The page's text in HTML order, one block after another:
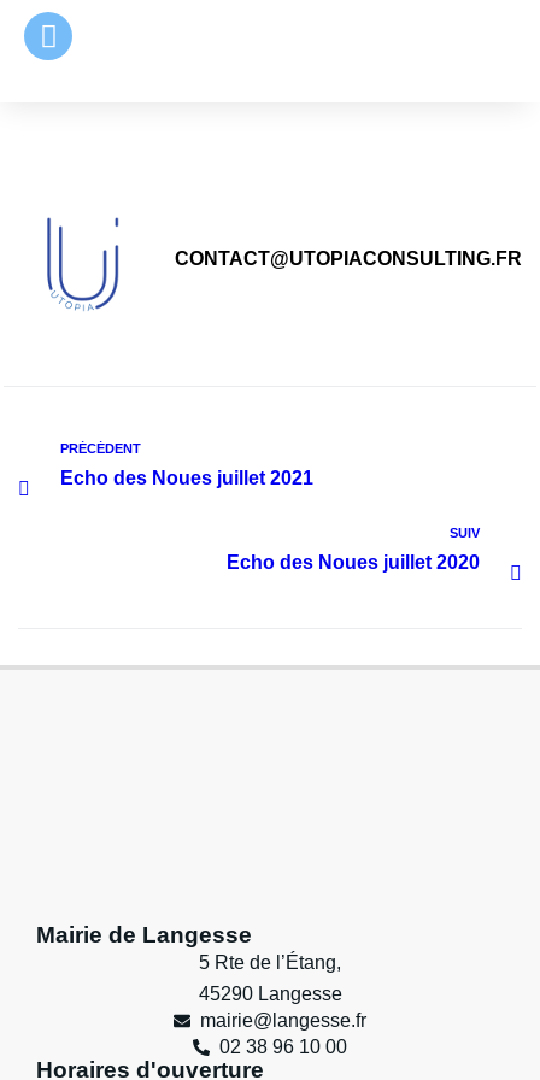
principal
CONTACT@UTOPIACONSULTING.FR
PRÉCÉDENT
Echo des Noues juillet 2021
SUIV
Echo des Noues juillet 2020
Mairie de Langesse
5 Rte de l’Étang,
45290 Langesse
mairie@langesse.fr
02 38 96 10 00
Horaires d'ouverture